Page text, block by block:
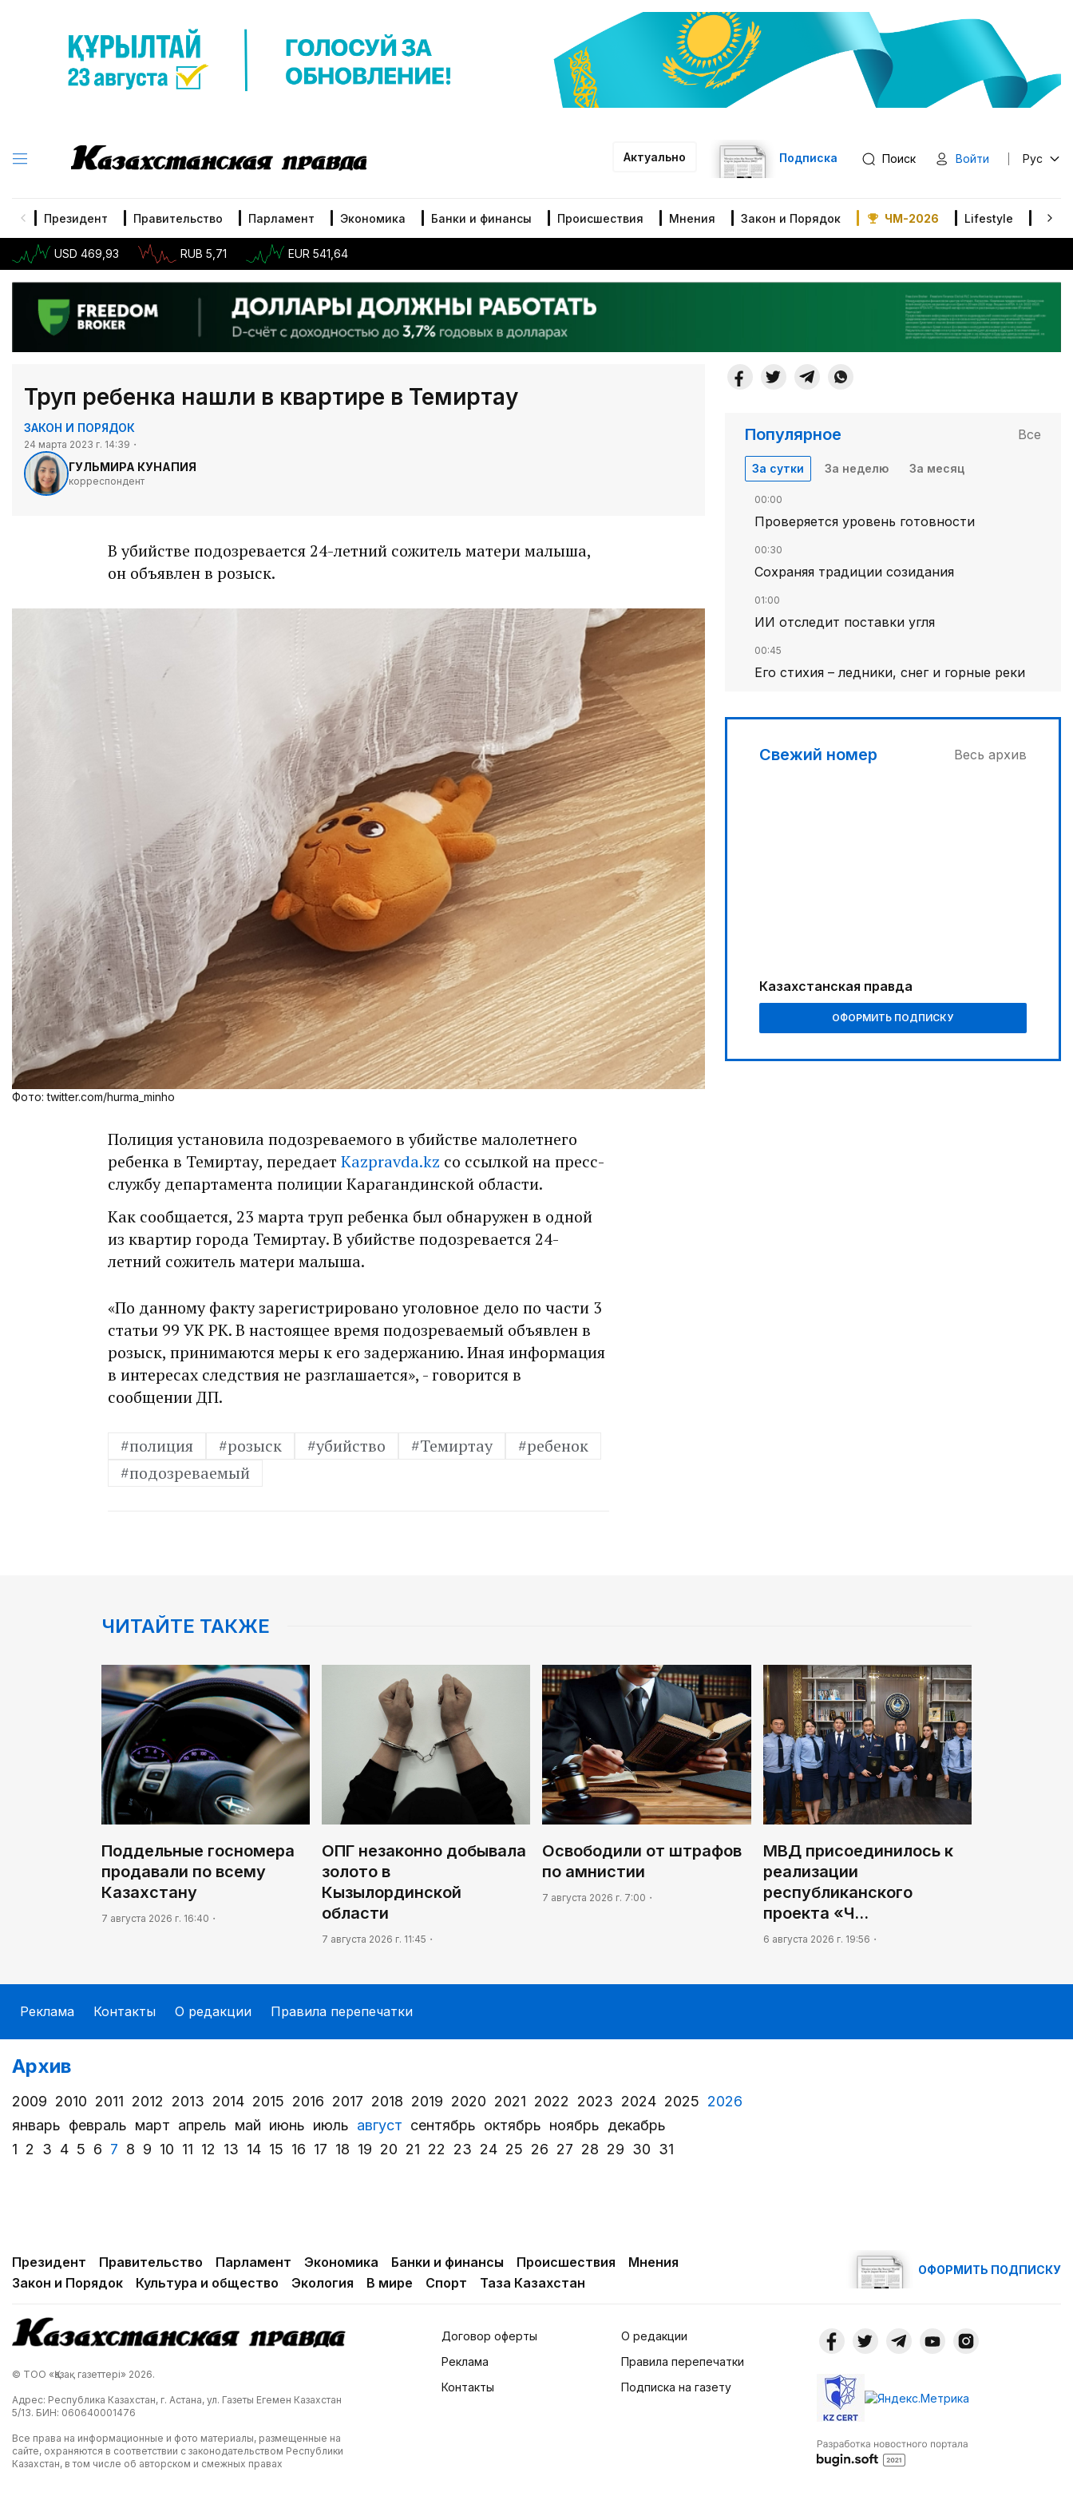
Актуально Подписка Поиск Войти Рус
Президент Правительство Парламент Экономика Банки и финансы Происшествия Мнения Закон и Порядок ЧМ-2026 Lifestyle В
USD 469,93 RUB 5,71 EUR 541,64
Труп ребенка нашли в квартире в Темиртау
ЗАКОН И ПОРЯДОК
24 марта 2023 г. 14:39
ГУЛЬМИРА КУНАПИЯ
корреспондент
В убийстве подозревается 24-летний сожитель матери малыша,
он объявлен в розыск.
Фото: twitter.com/hurma_minho
Полиция установила подозреваемого в убийстве малолетнего
ребенка в Темиртау, передает Kazpravda.kz со ссылкой на пресс-
службу департамента полиции Карагандинской области.
Как сообщается, 23 марта труп ребенка был обнаружен в одной
из квартир города Темиртау. В убийстве подозревается 24-
летний сожитель матери малыша.
«По данному факту зарегистрировано уголовное дело по части 3
статьи 99 УК РК. В настоящее время подозреваемый объявлен в
розыск, принимаются меры к его задержанию. Иная информация
в интересах следствия не разглашается», - говорится в
сообщении ДП.
#полиция #розыск #убийство #Темиртау
#ребенок
#подозреваемый
Популярное Все
За сутки За неделю За месяц
00:00
Проверяется уровень готовности
00:30
Сохраняя традиции созидания
01:00
ИИ отследит поставки угля
00:45
Его стихия – ледники, снег и горные реки
Свежий номер Весь архив
Казахстанская правда
ОФОРМИТЬ ПОДПИСКУ
ЧИТАЙТЕ ТАКЖЕ
Поддельные госномера
продавали по всему
Казахстану
7 августа 2026 г. 16:40
ОПГ незаконно добывала
золото в
Кызылординской
области
7 августа 2026 г. 11:45
Освободили от штрафов
по амнистии
7 августа 2026 г. 7:00
МВД присоединилось к
реализации
республиканского
проекта «Ч…
6 августа 2026 г. 19:56
Реклама Контакты О редакции Правила перепечатки
Архив
2009 2010 2011 2012 2013 2014 2015 2016 2017 2018 2019 2020 2021 2022 2023 2024 2025 2026
январь февраль март апрель май июнь июль август сентябрь октябрь ноябрь декабрь
1 2 3 4 5 6 7 8 9 10 11 12 13 14 15 16 17 18 19 20 21 22 23 24 25 26 27 28 29 30 31
Президент Правительство Парламент Экономика Банки и финансы Происшествия
Мнения
Закон и Порядок
Культура и общество Экология В мире Спорт Таза Казахстан
ОФОРМИТЬ ПОДПИСКУ
Договор оферты
Реклама
Контакты
О редакции
Правила перепечатки
Подписка на газету
© ТОО «Қазақ газеттері» 2026.
Адрес: Республика Казахстан, г. Астана, ул. Газеты Егемен Казахстан
5/13. БИН: 060640001476
Все права на информационные и фото материалы, размещенные на
сайте, охраняются в соответствии с законодательством Республики
Казахстан, в том числе об авторском и смежных правах